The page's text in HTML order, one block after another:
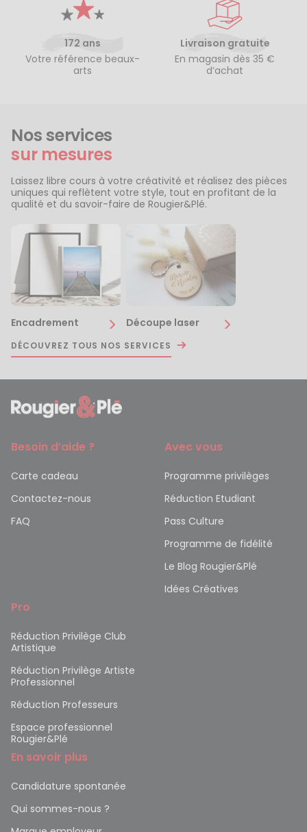
172 ans
Votre référence beaux-
arts
Livraison gratuite
En magasin dès 35 €
d’achat
Nos services
sur mesures
Laissez libre cours à votre créativité et réalisez des pièces
uniques qui reflètent votre style, tout en profitant de la
qualité et du savoir-faire de Rougier&Plé.
Encadrement Découpe laser
DÉCOUVREZ TOUS NOS SERVICES
Besoin d’aide ?
Carte cadeau
Contactez-nous
FAQ
Avec vous
Programme privilèges
Réduction Etudiant
Pass Culture
Programme de fidélité
Le Blog Rougier&Plé
Idées Créatives
Pro
Réduction Privilège Club
Artistique
Réduction Privilège Artiste
Professionnel
Réduction Professeurs
Espace professionnel
Rougier&Plé
En savoir plus
Candidature spontanée
Qui sommes-nous ?